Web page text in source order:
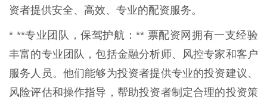
资者提供安全、高效、专业的配资服务。
* **专业团队，保驾护航：** 票配资网拥有一支经验
丰富的专业团队，包括金融分析师、风控专家和客户
服务人员。他们能够为投资者提供专业的投资建议、
风险评估和操作指导，帮助投资者制定合理的投资策